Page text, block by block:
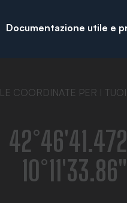
Documentazione utile e
LE COORDINATE PER I